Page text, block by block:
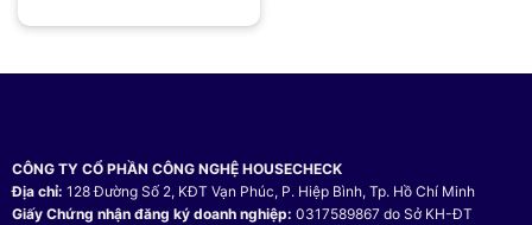
CÔNG TY CỔ PHẦN CÔNG NGHỆ HOUSECHECK
Địa chỉ: 128 Đường Số 2, KĐT Vạn Phúc, P. Hiệp Bình, Tp. Hồ Chí Minh
Giấy Chứng nhận đăng ký doanh nghiệp: 0317589867 do Sở KH-ĐT